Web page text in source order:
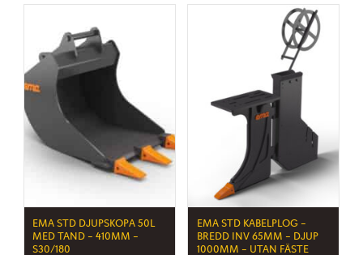
EMA STD DJUPSKOPA 50L
MED TAND – 410MM –
S30/180
EMA STD KABELPLOG –
BREDD INV 65MM – DJUP
1000MM – UTAN FÄSTE